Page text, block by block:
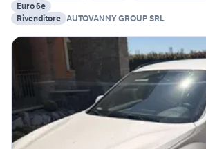
Euro 6e
Rivenditore AUTOVANNY GROUP SRL